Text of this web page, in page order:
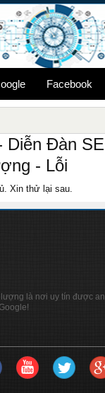
Facebook
Diễn Đàn
- Lỗi
Xin thử lại sau.
là nơi uy tín được